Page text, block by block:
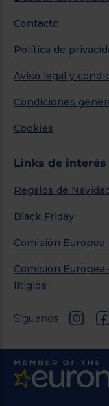
Contacto
Política de
Aviso legal y
Condiciones
Cookies
Links de interés
Regalos de
Black Friday
Comisión
Comisión Europea
litigios
Síguenos